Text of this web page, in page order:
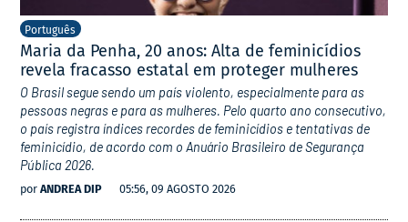
Português
Maria da Penha, 20 anos: Alta de feminicídios
revela fracasso estatal em proteger mulheres
O Brasil segue sendo um país violento, especialmente para as
pessoas negras e para as mulheres. Pelo quarto ano consecutivo,
o país registra índices recordes de feminicídios e tentativas de
feminicídio, de acordo com o Anuário Brasileiro de Segurança
Pública 2026.
por ANDREA DIP 05:56, 09 AGOSTO 2026